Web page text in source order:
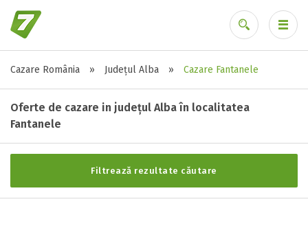
Cazare România » Județul Alba » Cazare Fantanele
Oferte de cazare in județul Alba în localitatea
Fantanele
Filtrează rezultate căutare
Stele / margarete
Neclasificat
1 stea / margareta
3 stele / margarete
4 stele / margarete